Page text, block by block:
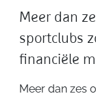
Meer dan
sportclubs
financiële
Meer dan zes